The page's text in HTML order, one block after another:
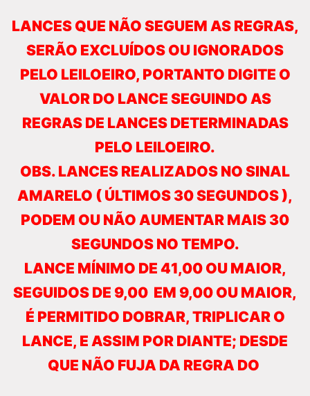
LANCES QUE NÃO SEGUEM AS REGRAS,
SERÃO EXCLUÍDOS OU IGNORADOS
PELO LEILOEIRO, PORTANTO DIGITE O
VALOR DO LANCE SEGUINDO AS
REGRAS DE LANCES DETERMINADAS
PELO LEILOEIRO.
OBS. LANCES REALIZADOS NO SINAL
AMARELO ( ÚLTIMOS 30 SEGUNDOS ),
PODEM OU NÃO AUMENTAR MAIS 30
SEGUNDOS NO TEMPO.
LANCE MÍNIMO DE 41,00 OU MAIOR,
SEGUIDOS DE 9,00 EM 9,00 OU MAIOR,
É PERMITIDO DOBRAR, TRIPLICAR O
LANCE, E ASSIM POR DIANTE; DESDE
QUE NÃO FUJA DA REGRA DO